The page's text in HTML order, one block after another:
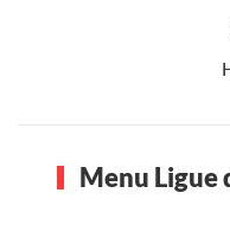
Menu Ligue